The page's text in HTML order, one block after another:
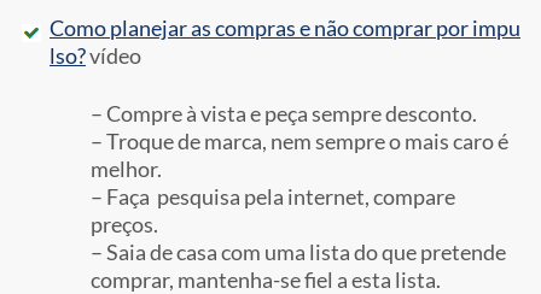
Como planejar as compras e não comprar por impu
lso?vídeo
– Compre à vista e peça sempre desconto.
– Troque de marca, nem sempre o mais caro é
melhor.
– Faça pesquisa pela internet, compare
preços.
– Saia de casa com uma lista do que pretende
comprar, mantenha-se fiel a esta lista.